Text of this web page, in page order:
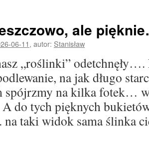
ale
06-11, autor: Stanisław
„roślinki”
na jak długo
spójrzmy na kilka fotek…
do tych pięknych
na taki widok sama